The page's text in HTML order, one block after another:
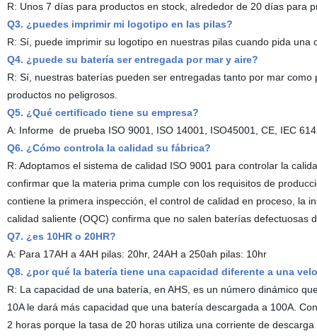
R: Unos 7 días para productos en stock, alrededor de 20 días para
Q3. ¿puedes imprimir mi logotipo en las pilas?
R: Sí, puede imprimir su logotipo en nuestras pilas cuando pida
Q4. ¿puede su batería ser entregada por mar y aire?
R: Sí, nuestras baterías pueden ser entregadas tanto por mar
productos no peligrosos.
Q5. ¿Qué certificado tiene su empresa?
A: Informe de prueba ISO 9001, ISO 14001, ISO45001, CE, IEC
Q6. ¿Cómo controla la calidad su fábrica?
R: Adoptamos el sistema de calidad ISO 9001 para controlar la
confirmar que la materia prima cumple con los requisitos de
contiene la primera inspección, el control de calidad en proceso, la
calidad saliente (OQC) confirma que no salen baterías defectuosas
Q7. ¿es 10HR o 20HR?
A: Para 17AH a 4AH pilas: 20hr, 24AH a 250ah pilas: 10hr
Q8. ¿por qué la batería tiene una capacidad diferente a una
R: La capacidad de una batería, en AHS, es un número dinámico
10A le dará más capacidad que una batería descargada a 100A.
2 horas porque la tasa de 20 horas utiliza una corriente de